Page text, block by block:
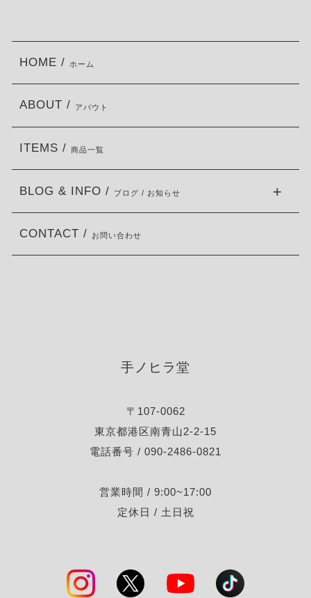
手ノヒラ堂
〒107-0062
東京都港区南青山2-2-15
電話番号 / 090-2486-0821
営業時間 / 9:00~17:00
定休日 / 土日祝
HOME / ホーム
ABOUT / アバウト
ITEMS / 商品一覧
BLOG & INFO / ブログ / お知らせ
CONTACT / お問い合わせ